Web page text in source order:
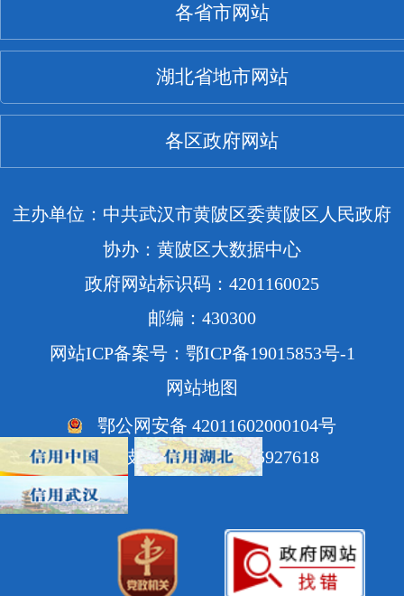
各省市网站
湖北省地市网站
各区政府网站
主办单位：中共武汉市黄陂区委黄陂区人民政府
协办：黄陂区大数据中心
政府网站标识码：4201160025
邮编：430300
网站ICP备案号：鄂ICP备19015853号-1
网站地图
鄂公网安备 42011602000104号
网站技术支持电话：85927618